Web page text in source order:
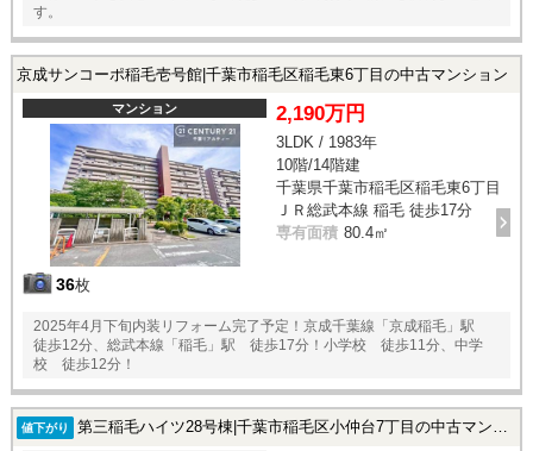
す。
京成サンコーポ稲毛壱号館|千葉市稲毛区稲毛東6丁目の中古マンション
マンション
36枚
2,190万円
3LDK / 1983年
10階/14階建
千葉県千葉市稲毛区稲毛東6丁目
ＪＲ総武本線 稲毛 徒歩17分
専有面積 80.4㎡
2025年4月下旬内装リフォーム完了予定！京成千葉線「京成稲毛」駅
徒歩12分、総武本線「稲毛」駅 徒歩17分！小学校 徒歩11分、中学
校 徒歩12分！
値下がり 第三稲毛ハイツ28号棟|千葉市稲毛区小仲台7丁目の中古マンション